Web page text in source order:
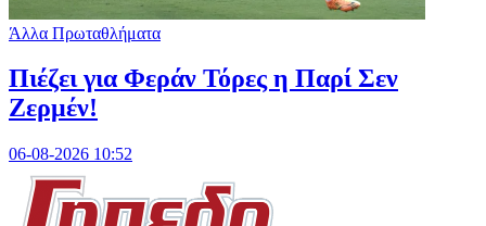
Άλλα Πρωταθλήματα
Πιέζει για Φεράν Τόρες η Παρί Σεν
Ζερμέν!
06-08-2026 10:52